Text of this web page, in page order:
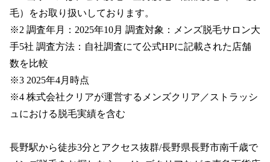
毛）をお取り扱いしております。
※2 調査年月：2025年10月 調査対象：メンズ脱毛サロン大
手5社 調査方法：自社調査にて公式HPに記載された店舗
数を比較
※3 2025年4月時点
※4 株式会社クリアが運営するメンズクリア／ストラッシ
ュにおける脱毛実績を含む
長野駅から徒歩3分とアクセス抜群/長野県長野市南千歳で